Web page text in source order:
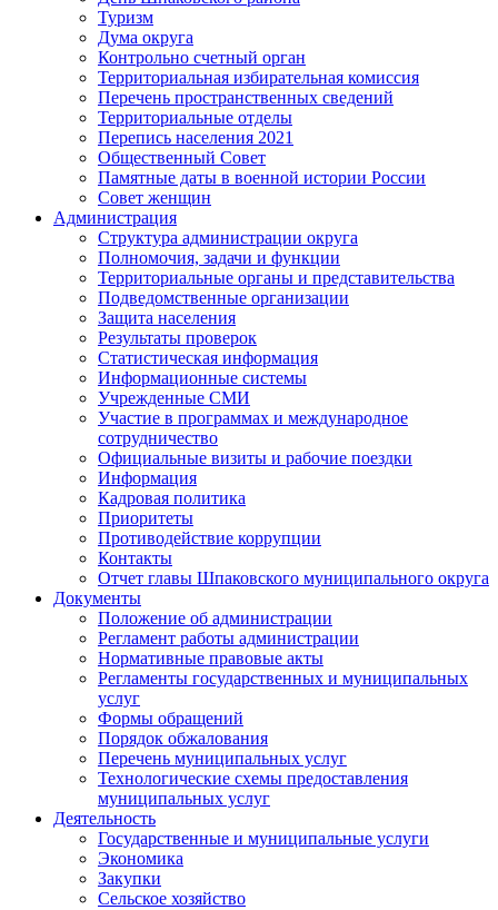
Туризм
Дума округа
Контрольно счетный орган
Территориальная избирательная комиссия
Перечень пространственных сведений
Территориальные отделы
Перепись населения 2021
Общественный Совет
Памятные даты в военной истории России
Совет женщин
Администрация
Структура администрации округа
Полномочия, задачи и функции
Территориальные органы и представительства
Подведомственные организации
Защита населения
Результаты проверок
Статистическая информация
Информационные системы
Учрежденные СМИ
Участие в программах и международное
сотрудничество
Официальные визиты и рабочие поездки
Информация
Кадровая политика
Приоритеты
Противодействие коррупции
Контакты
Отчет главы Шпаковского муниципального округа
Документы
Положение об администрации
Регламент работы администрации
Нормативные правовые акты
Регламенты государственных и муниципальных
услуг
Формы обращений
Порядок обжалования
Перечень муниципальных услуг
Технологические схемы предоставления
муниципальных услуг
Деятельность
Государственные и муниципальные услуги
Экономика
Закупки
Сельское хозяйство